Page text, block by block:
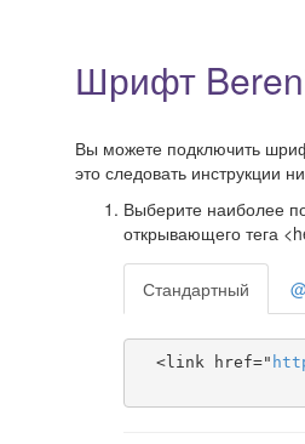
Шрифт
Вы можете подключить
это следовать инструкции
Выберите наиболее
открывающего тега
Стандартный
  <link href="